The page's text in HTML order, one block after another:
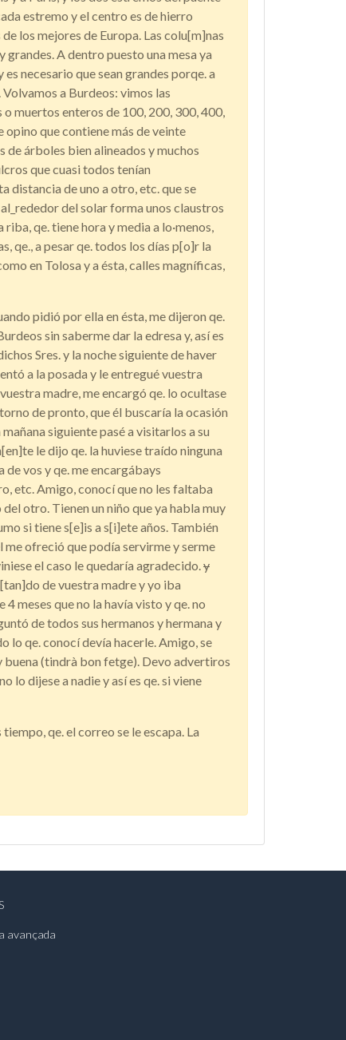
estremo y el centro es de hierro
los mejores de Europa. Las colu[m]nas
A dentro puesto una mesa ya
necesario que sean grandes porqe. a
a Burdeos: vimos las
muertos enteros de 100, 200, 300, 400,
opino que contiene más de veinte
de árboles bien alineados y muchos
que cuasi todos tenían
distancia de uno a otro, etc. que se
del solar forma unos claustros
qe. tiene hora y media a lo·menos,
qe., a pesar qe. todos los días p[o]r la
en Tolosa y a ésta, calles magníficas,
pidió por ella en ésta, me dijeron qe.
sin saberme dar la edresa y, así es
Sres. y la noche siguiente de haver
a la posada y le entregué vuestra
madre, me encargó qe. lo ocultase
de pronto, que él buscaría la ocasión
siguiente pasé a visitarlos a su
le dijo qe. la huviese traído ninguna
vos y qe. me encargábays
etc. Amigo, conocí que no les faltaba
otro. Tienen un niño que ya habla muy
si tiene s[e]is a s[i]ete años. También
me ofreció que podía servirme y serme
el caso le quedaría agradecido.y
de vuestra madre y yo iba
4 meses que no la havía visto y qe. no
de todos sus hermanos y hermana y
lo qe. conocí devía hacerle. Amigo, se
buena (tindrà bon fetge). Devo advertiros
lo dijese a nadie y así es qe. si viene
qe. el correo se le escapa. La
avançada